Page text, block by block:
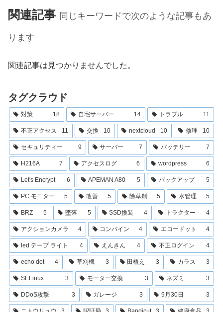
関連記事 同じキーワードで次のような記事もあ
ります
関連記事は見つかりませんでした。
タグクラウド
対策 18 自宅サーバー 14 トラブル 11
不正アクセス 11 交換 10 nextcloud 10 修理 10
セキュリティー 9 サーバー 7 バッテリー 7
H216A 7 アクセスログ 6 wordpress 6
Let's Encrypt 6 APEMAN A80 5 バックアップ 5
PC モニター 5 改善 5 除草剤 5 水管理 5
BRZ 5 墜落 5 SSD換装 4 トラクター 4
アクションカメラ 4 コンバイン 4 エコードット 4
led テープ ライト 4 えんきん 4 不正ログイン 4
echo dot 4 草刈機 3 田植え 3 カラス 3
SELinux 3 モーター交換 3 ネズミ 3
DDoS攻撃 3 ガレージ 3 9月30日 3